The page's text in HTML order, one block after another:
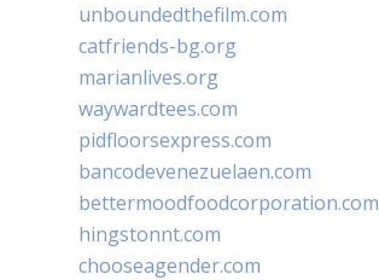
unboundedthefilm.com
catfriends-bg.org
marianlives.org
waywardtees.com
pidfloorsexpress.com
bancodevenezuelaen.com
bettermoodfoodcorporation.com
hingstonnt.com
chooseagender.com